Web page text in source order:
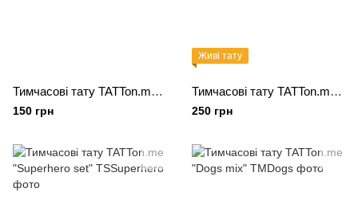
Тимчасові тату TATTon.me "Ukraine mix"
150 грн
Живі тату
Тимчасові тату TATTon.me "African animals AR set"
250 грн